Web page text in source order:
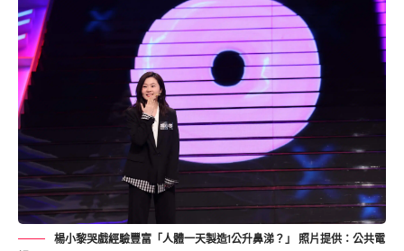
楊小黎哭戲經驗豐富「人體一天製造1公升鼻涕？」 照片提供：公共電